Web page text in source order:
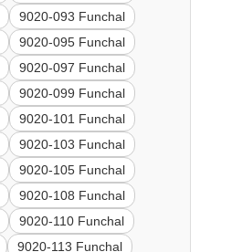
9020-093 Funchal
9020-095 Funchal
9020-097 Funchal
9020-099 Funchal
9020-101 Funchal
9020-103 Funchal
9020-105 Funchal
9020-108 Funchal
9020-110 Funchal
9020-113 Funchal